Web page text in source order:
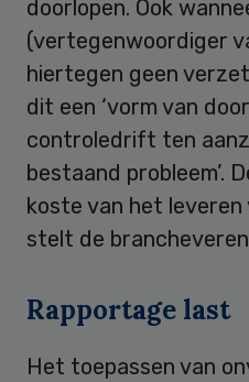
doorlopen. Ook
(vertegenwoordiger
hiertegen geen
dit een ‘vorm van
controledrift ten
bestaand probleem’.
koste van het
stelt de
Rapportage last
Het toepassen van